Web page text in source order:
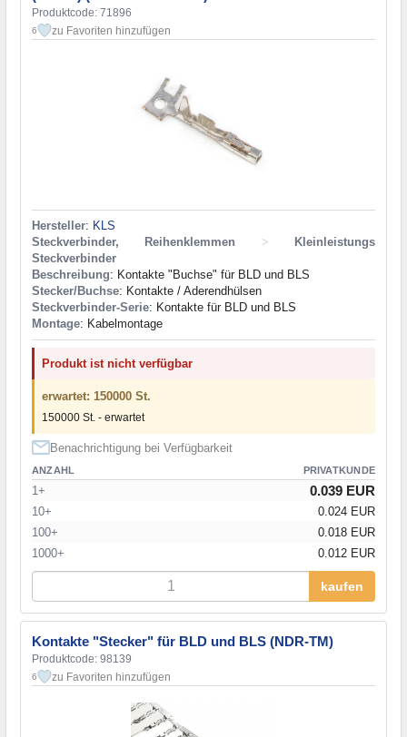
Produktcode: 71896
6 zu Favoriten hinzufügen
Hersteller: KLS
Steckverbinder, Reihenklemmen
>
Kleinleistungs
Steckverbinder
Beschreibung: Kontakte "Buchse" für BLD und BLS
Stecker/Buchse: Kontakte / Aderendhülsen
Steckverbinder-Serie: Kontakte für BLD und BLS
Montage: Kabelmontage
Produkt ist nicht verfügbar
erwartet: 150000 St.
150000 St. - erwartet
Benachrichtigung bei Verfügbarkeit
ANZAHL PRIVATKUNDE
1+ 0.039 EUR
10+
0.024 EUR
100+
0.018 EUR
1000+
0.012 EUR
kaufen
Kontakte "Stecker" für BLD und BLS (NDR-TM)
Produktcode: 98139
6 zu Favoriten hinzufügen